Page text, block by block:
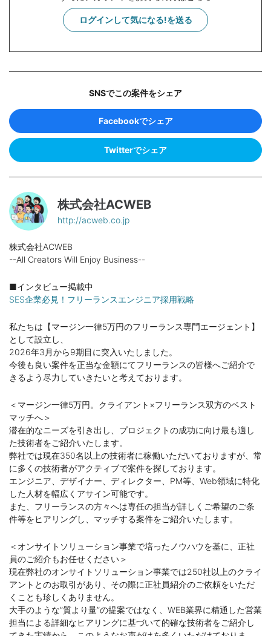
ログインして気になる!を送る
SNSでこの案件をシェア
Facebookでシェア
Twitterでシェア
株式会社ACWEB
http://acweb.co.jp
株式会社ACWEB
--All Creators Will Enjoy Business--
■インタビュー掲載中
SES企業必見！フリーランスエンジニア採用戦略
私たちは【マージン一律5万円のフリーランス専門エージェント】
として設立し、
2026年3月から9期目に突入いたしました。
今後も良い案件を正当な金額にてフリーランスの皆様へご紹介で
きるよう尽力していきたいと考えております。
＜マージン一律5万円。クライアント×フリーランス双方のベスト
マッチへ＞
潜在的なニーズを引き出し、プロジェクトの成功に向け最も適し
た技術者をご紹介いたします。
弊社では現在350名以上の技術者に稼働いただいておりますが、常
に多くの技術者がアクティブで案件を探しております。
エンジニア、デザイナー、ディレクター、PM等、Web領域に特化
した人材を幅広くアサイン可能です。
また、フリーランスの方々へは専任の担当が詳しくご希望のご条
件等をヒアリングし、マッチする案件をご紹介いたします。
＜オンサイトソリューション事業で培ったノウハウを基に、正社
員のご紹介もお任せください＞
現在弊社のオンサイトソリューション事業では250社以上のクライ
アントとのお取引があり、その際に正社員紹介のご依頼をいただ
くことも珍しくありません。
大手のような”質より量”の提案ではなく、WEB業界に精通した営業
担当による詳細なヒアリングに基づいて的確な技術者をご紹介し